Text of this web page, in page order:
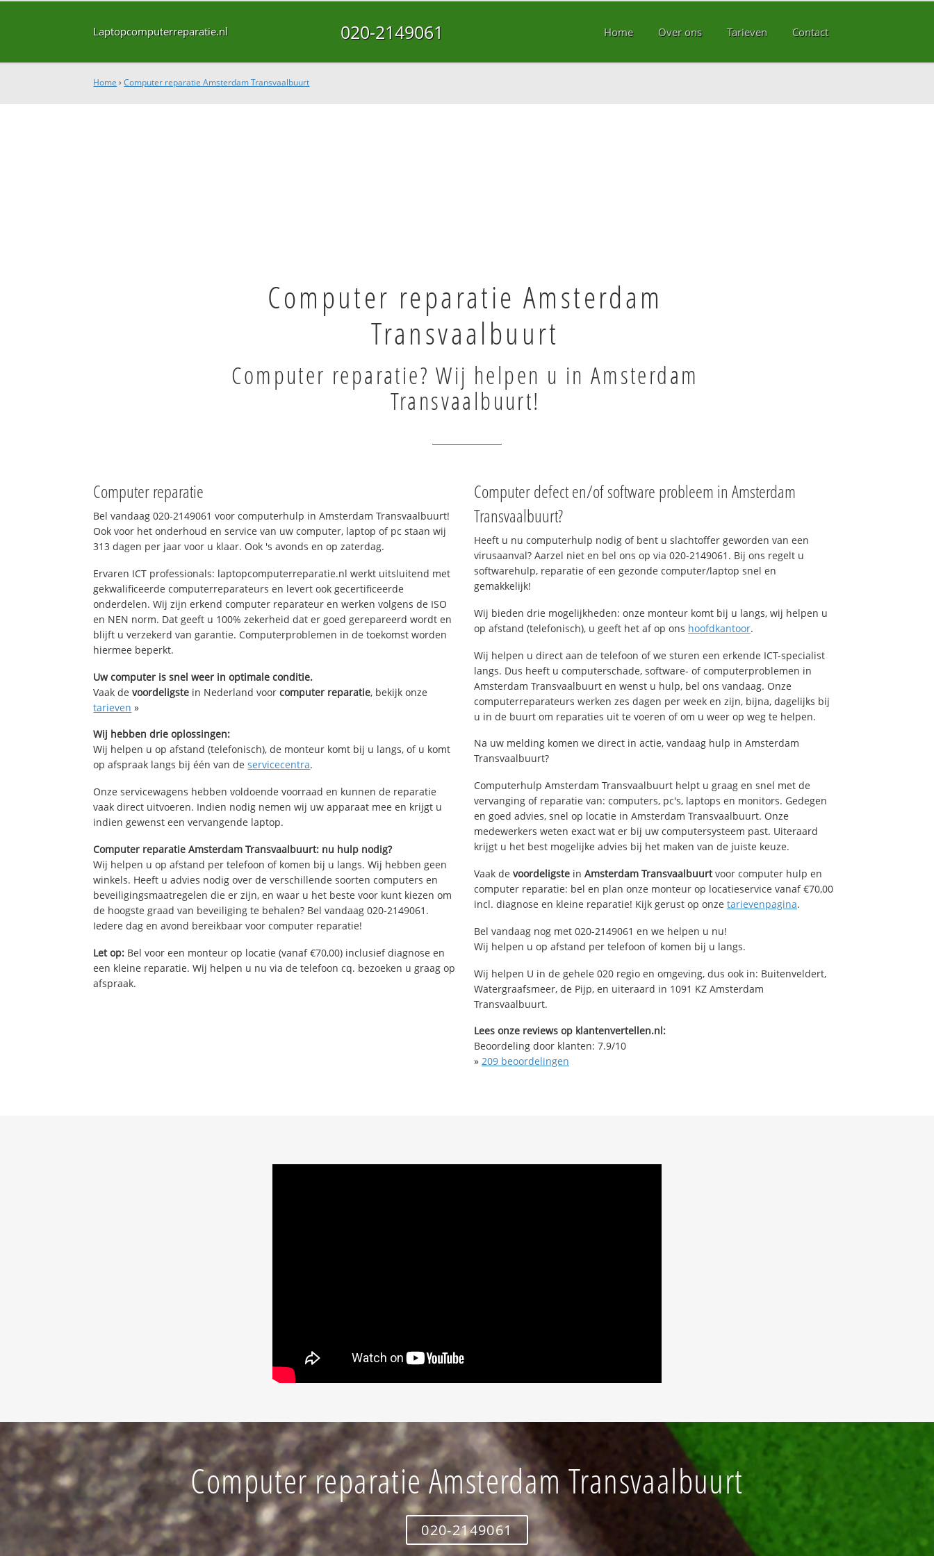
Laptopcomputerreparatie.nl 020-2149061 Home Over ons Tarieven Contact
Home ›Computer reparatie Amsterdam Transvaalbuurt
Computer reparatie Amsterdam
Transvaalbuurt
Computer reparatie? Wij helpen u in Amsterdam
Transvaalbuurt!
Computer reparatie
Bel vandaag 020-2149061 voor computerhulp in Amsterdam Transvaalbuurt!
Ook voor het onderhoud en service van uw computer, laptop of pc staan wij
313 dagen per jaar voor u klaar. Ook 's avonds en op zaterdag.
Ervaren ICT professionals: laptopcomputerreparatie.nl werkt uitsluitend met
gekwalificeerde computerreparateurs en levert ook gecertificeerde
onderdelen. Wij zijn erkend computer reparateur en werken volgens de ISO
en NEN norm. Dat geeft u 100% zekerheid dat er goed gerepareerd wordt en
blijft u verzekerd van garantie. Computerproblemen in de toekomst worden
hiermee beperkt.
Uw computer is snel weer in optimale conditie.
Vaak devoordeligste in Nederland voorcomputer reparatie, bekijk onze
tarieven »
Wij hebben drie oplossingen:
Wij helpen u op afstand (telefonisch), de monteur komt bij u langs, of u komt
op afspraak langs bij één van deservicecentra.
Onze servicewagens hebben voldoende voorraad en kunnen de reparatie
vaak direct uitvoeren. Indien nodig nemen wij uw apparaat mee en krijgt u
indien gewenst een vervangende laptop.
Computer reparatie Amsterdam Transvaalbuurt: nu hulp nodig?
Wij helpen u op afstand per telefoon of komen bij u langs. Wij hebben geen
winkels. Heeft u advies nodig over de verschillende soorten computers en
beveiligingsmaatregelen die er zijn, en waar u het beste voor kunt kiezen om
de hoogste graad van beveiliging te behalen? Bel vandaag 020-2149061.
Iedere dag en avond bereikbaar voor computer reparatie!
Let op: Bel voor een monteur op locatie (vanaf €70,00) inclusief diagnose en
een kleine reparatie. Wij helpen u nu via de telefoon cq. bezoeken u graag op
afspraak.
Computer defect en/of software probleem in Amsterdam
Transvaalbuurt?
Heeft u nu computerhulp nodig of bent u slachtoffer geworden van een
virusaanval? Aarzel niet en bel ons op via 020-2149061. Bij ons regelt u
softwarehulp, reparatie of een gezonde computer/laptop snel en
gemakkelijk!
Wij bieden drie mogelijkheden: onze monteur komt bij u langs, wij helpen u
op afstand (telefonisch), u geeft het af op ons hoofdkantoor.
Wij helpen u direct aan de telefoon of we sturen een erkende ICT-specialist
langs. Dus heeft u computerschade, software- of computerproblemen in
Amsterdam Transvaalbuurt en wenst u hulp, bel ons vandaag. Onze
computerreparateurs werken zes dagen per week en zijn, bijna, dagelijks bij
u in de buurt om reparaties uit te voeren of om u weer op weg te helpen.
Na uw melding komen we direct in actie, vandaag hulp in Amsterdam
Transvaalbuurt?
Computerhulp Amsterdam Transvaalbuurt helpt u graag en snel met de
vervanging of reparatie van: computers, pc's, laptops en monitors. Gedegen
en goed advies, snel op locatie in Amsterdam Transvaalbuurt. Onze
medewerkers weten exact wat er bij uw computersysteem past. Uiteraard
krijgt u het best mogelijke advies bij het maken van de juiste keuze.
Vaak de voordeligste in Amsterdam Transvaalbuurtvoor computer hulp en
computer reparatie: bel en plan onze monteur op locatieservice vanaf €70,00
incl. diagnose en kleine reparatie! Kijk gerust op onze tarievenpagina.
Bel vandaag nog met 020-2149061 en we helpen u nu!
Wij helpen u op afstand per telefoon of komen bij u langs.
Wij helpen U in de gehele 020 regio en omgeving, dus ook in: Buitenveldert,
Watergraafsmeer, de Pijp, en uiteraard in 1091 KZ Amsterdam
Transvaalbuurt.
Lees onze reviews op klantenvertellen.nl:
Beoordeling door klanten: 7.9/10
» 209 beoordelingen
Computer reparatie Amsterdam Transvaalbuurt
020-2149061